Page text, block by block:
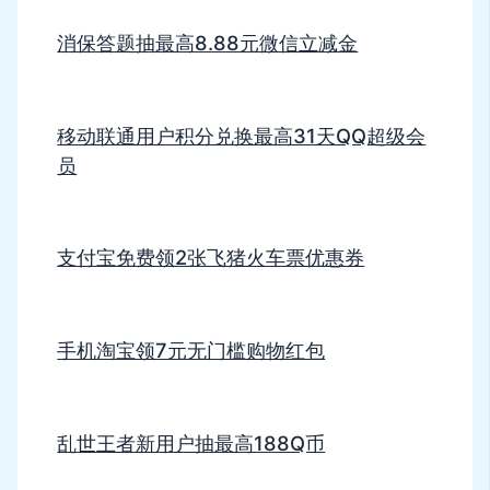
消保答题抽最高8.88元微信立减金
移动联通用户积分兑换最高31天QQ超级会
员
支付宝免费领2张飞猪火车票优惠券
手机淘宝领7元无门槛购物红包
乱世王者新用户抽最高188Q币